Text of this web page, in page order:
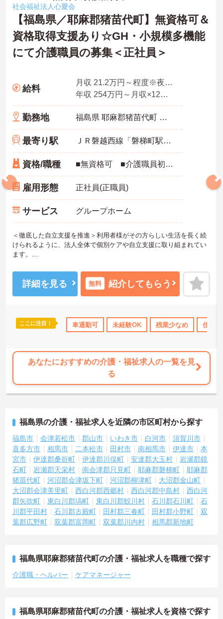
保険完備 交通費支給 退職金制度あり
社会福祉法人心愛会
【福島県／耶麻郡猪苗代町】無資格可＆
資格取得支援あり☆GH・小規模多機能
にて介護職員の募集＜正社員＞
給料
月収 21.2万円～程度※夜勤4回想定
年収 254万円～月収×12ヶ月
勤務地 福島県 耶麻郡猪苗代町 字城南131-1
最寄り駅 ＪＲ磐越西線「磐梯町駅」バス・車10分
資格/職種 ■無資格可 ■介護職員初任者研修、実務者研修あれば尚可 ■実務経験のある方 ■普通自動車運転免許（AT限定可）
雇用形態 正社員(正職員)
サービス グループホーム
＜徹底した自立支援を推進＞利用者様がその方らしい生活を長く続
けられるように、法人全体で個別ケアや自立支援に取り組まれてい
ます。
リアコンサルタント相談窓口が設置されているので、様々な相談に
も対応できる体制が整えられています。
＜自分を高められる環境＞入職時のマンツーマン指導や社内研修、
ご興味のある方には、面接対策ポイントなど、さらに詳細をお話い
たしますので、お気軽にご相談ください。
詳細を見る 無料 紹介してもらう
ここに注目！ 車通勤可 未経験OK 残業少なめ 住宅
あなたにおすすめの介護・福祉求人の一覧を見
る
福島県の介護・福祉求人を近隣の市区町村から探す
福島市 会津若松市 郡山市 いわき市 白河市
須賀川市
喜多方市
相馬市 二本松市 田村市 南相馬市 伊達市
本
宮市
伊達郡桑折町 伊達郡川俣町 安達郡大玉村
岩瀬郡鏡
石町
岩瀬郡天栄村 南会津郡只見町 耶麻郡磐梯町
耶麻郡
猪苗代町
河沼郡会津坂下町 河沼郡柳津町
大沼郡金山町
大沼郡会津美里町
西白河郡西郷村 西白河郡中島村
西白河
郡矢吹町
東白川郡塙町 東白川郡鮫川村 石川郡石川町
石
川郡平田村
石川郡古殿町 田村郡三春町 田村郡小野町
双
葉郡広野町
双葉郡富岡町 双葉郡川内村 相馬郡新地町
福島県耶麻郡猪苗代町の介護・福祉求人を職種で探す
介護職・ヘルパー ケアマネージャー
福島県耶麻郡猪苗代町の介護・福祉求人を資格で探す